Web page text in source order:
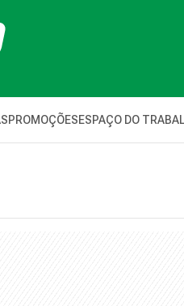
PROMOÇÕESESPAÇO DO